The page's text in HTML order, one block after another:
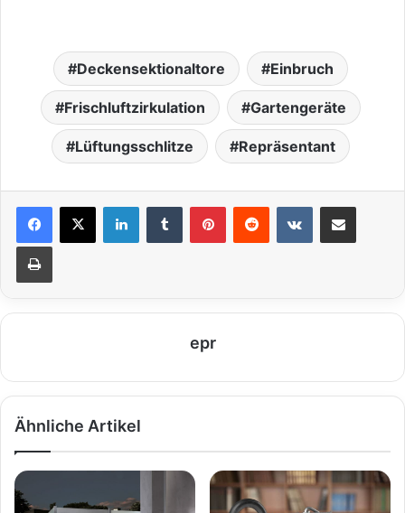
Deckensektionaltore Einbruch
Frischluftzirkulation Gartengeräte
Lüftungsschlitze Repräsentant
epr
Ähnliche Artikel